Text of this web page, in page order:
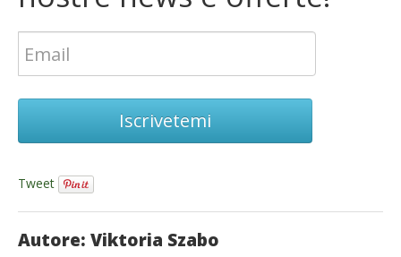
Iscrivetemi
Tweet
Autore: Viktoria Szabo